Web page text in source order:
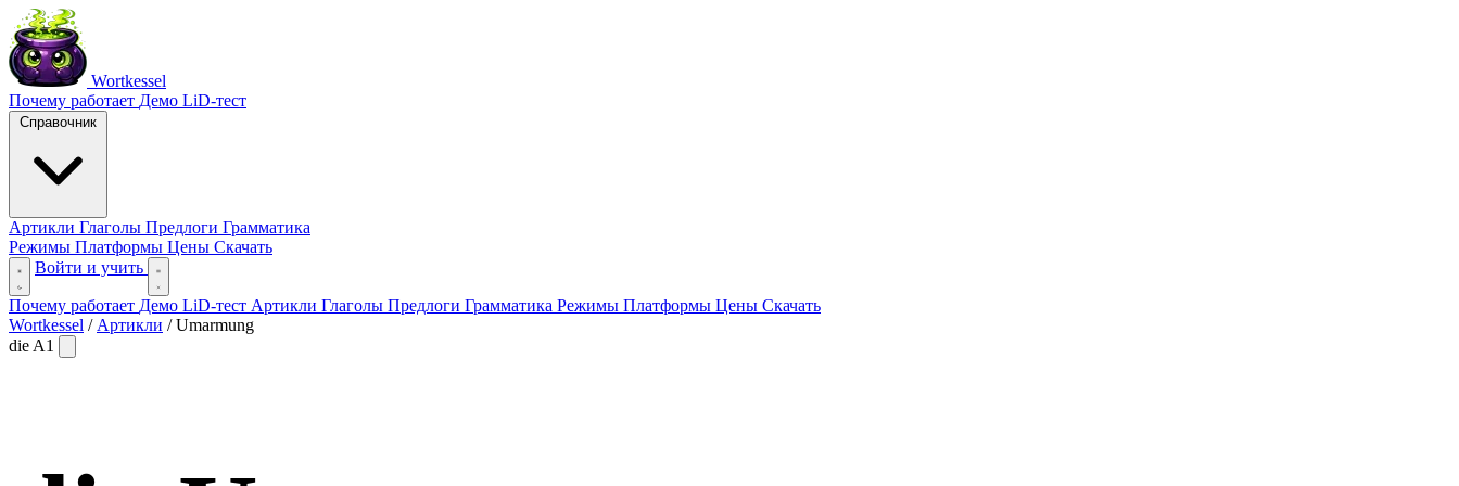
Wortkessel
Почему работает Демо LiD-тест
Справочник
Артикли Глаголы Предлоги Грамматика
Режимы Платформы Цены Скачать
Войти и учить
Почему работает Демо LiD-тест Артикли Глаголы Предлоги Грамматика Режимы Платформы Цены Скачать
Wortkessel / Артикли / Umarmung
die A1